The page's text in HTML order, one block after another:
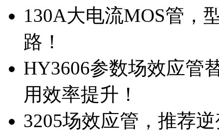
130A大电流MOS管，
路！
HY3606参数场效应管
用效率提升！
3205场效应管，推荐